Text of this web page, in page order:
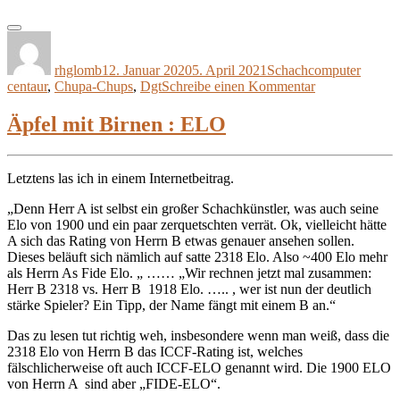
rhglomb12. Januar 20205. April 2021 Schachcomputer
centaur, Chupa-Chups, DgtSchreibe einen Kommentarzu
Äpfel mit Birnen : ELO
Letztens las ich in einem Internetbeitrag.
„Denn Herr A ist selbst ein großer Schachkünstler, was auch seine
Elo von 1900 und ein paar zerquetschten verrät. Ok, vielleicht hätte
A sich das Rating von Herrn B etwas genauer ansehen sollen.
Dieses beläuft sich nämlich auf satte 2318 Elo. Also ~400 Elo mehr
als Herrn As Fide Elo. „ …… „Wir rechnen jetzt mal zusammen:
Herr B 2318 vs. Herr B 1918 Elo. ….. , wer ist nun der deutlich
stärke Spieler? Ein Tipp, der Name fängt mit einem B an.“
Das zu lesen tut richtig weh, insbesondere wenn man weiß, dass die
2318 Elo von Herrn B das ICCF-Rating ist, welches
fälschlicherweise oft auch ICCF-ELO genannt wird. Die 1900 ELO
von Herrn A sind aber „FIDE-ELO“.